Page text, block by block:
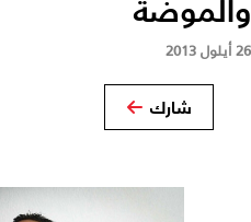
والموضة
26 أيلول 2013
شارك